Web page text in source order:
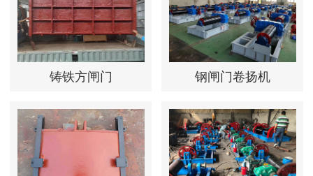
铸铁方闸门 钢闸门卷扬机